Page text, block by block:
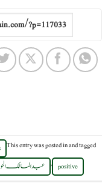
This entry was posted inand tagged
positive
, عبدالمالک